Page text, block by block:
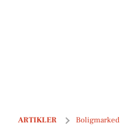
ARTIKLER Boligmarked
Top 6 over dyreste boliger